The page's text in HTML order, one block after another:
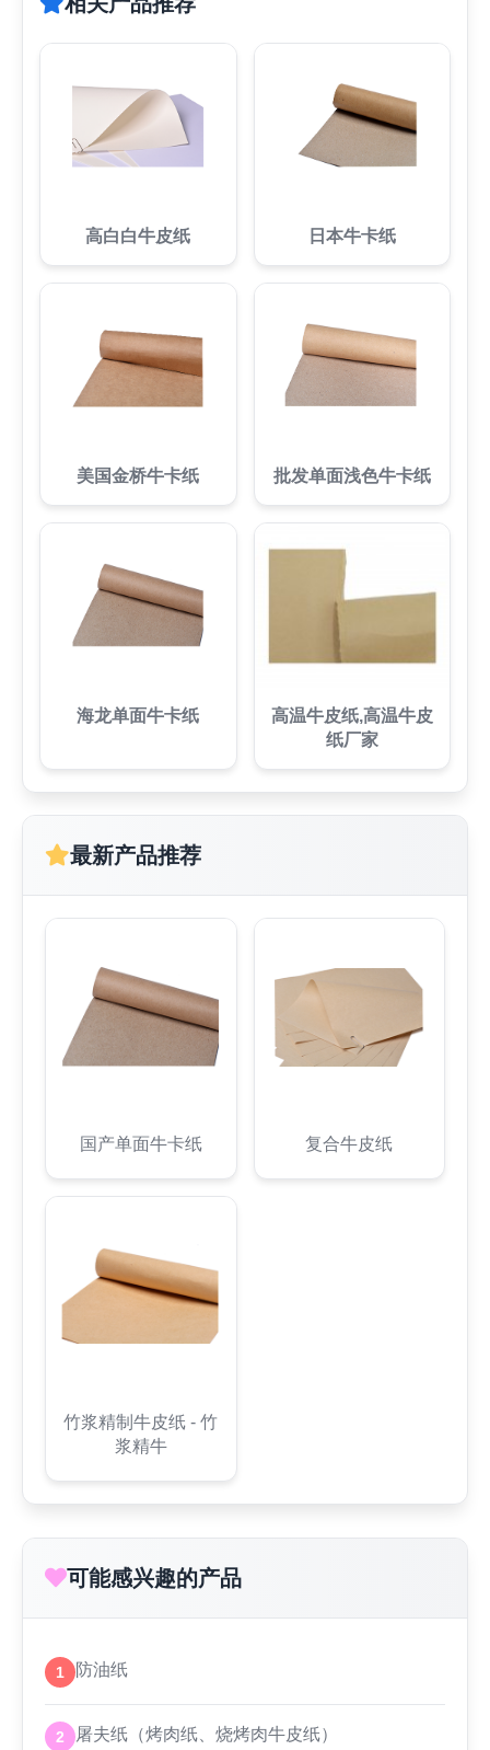
高白白牛皮纸 日本牛卡纸
美国金桥牛卡纸 批发单面浅色牛卡纸
海龙单面牛卡纸
高温牛皮纸,高温牛皮
纸厂家
最新产品推荐
国产单面牛卡纸 复合牛皮纸
竹浆精制牛皮纸 - 竹
浆精牛
可能感兴趣的产品
1 防油纸
2 屠夫纸（烤肉纸、烧烤肉牛皮纸）